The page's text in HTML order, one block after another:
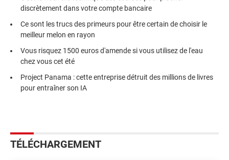
discrètement dans votre compte bancaire
Ce sont les trucs des primeurs pour être certain de choisir le
meilleur melon en rayon
Vous risquez 1500 euros d'amende si vous utilisez de l'eau
chez vous cet été
Project Panama : cette entreprise détruit des millions de livres
pour entraîner son IA
TÉLÉCHARGEMENT